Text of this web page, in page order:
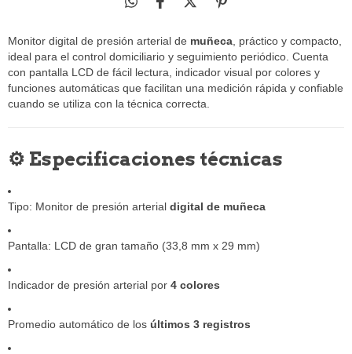
Monitor digital de presión arterial de muñeca , práctico y compacto,
ideal para el control domiciliario y seguimiento periódico. Cuenta
con pantalla LCD de fácil lectura, indicador visual por colores y
funciones automáticas que facilitan una medición rápida y confiable
cuando se utiliza con la técnica correcta.
⚙️ Especificaciones técnicas
Tipo: Monitor de presión arterial digital de muñeca
Pantalla: LCD de gran tamaño (33,8 mm x 29 mm)
Indicador de presión arterial por 4 colores
Promedio automático de los últimos 3 registros